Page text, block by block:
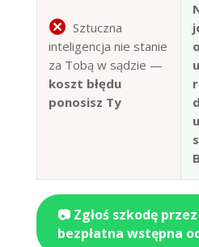
Sztuczna
inteligencja nie stanie
za Tobą w sądzie —
koszt błędu
ponosisz Ty
📷 Zgłoś szkodę
bezpłatna wstępna